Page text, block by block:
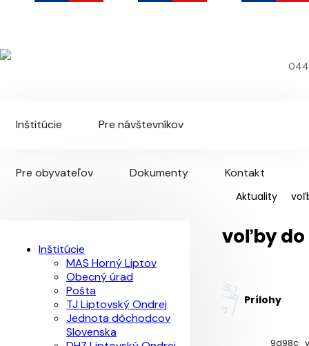
Inštitúcie Pre návštevníkov
Pre obyvateľov Dokumenty Kontakt
Aktuality
voľby do
Prílohy
Inštitúcie
MAS Horný Liptov
Obecný úrad
Pošta
TJ Liptovský Ondrej
Jednota dôchodcov
Slovenska